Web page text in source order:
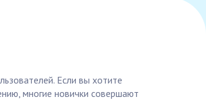
Если вы хотите
многие новички совершают